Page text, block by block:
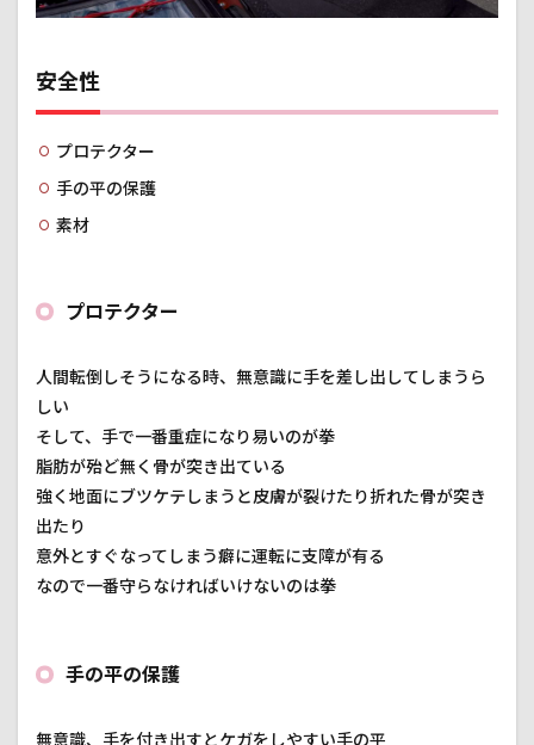
2.2
シュ
グロ
ーブ
2.3
冬
防寒
／防
3
ク用
グロ
ーブ
の選
ぶポ
イン
ト
安全
性
性
快適
安全性
プロテクター
手の平の保護
素材
プロテクター
人間転倒しそうになる時、無意識に手を差し出してしまうら
しい
そして、手で一番重症になり易いのが拳
脂肪が殆ど無く骨が突き出ている
強く地面にブツケテしまうと皮膚が裂けたり折れた骨が突き
出たり
意外とすぐなってしまう癖に運転に支障が有る
なので一番守らなければいけないのは拳
手の平の保護
無意識、手を付き出すとケガをしやすい手の平